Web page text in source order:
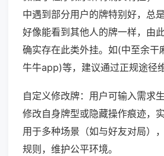
中遇到部分用户的牌特别好，总
好像能看到其他人的牌一样，由
确实存在此类外挂。如(中至余干
牛牛app)等，建议通过正规途径
自定义修改牌：用户可输入需求
修改自身牌型或隐藏操作痕迹，
用于多种场景（如与好友对局）
规则，维护公平环境。